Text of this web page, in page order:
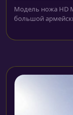
Модель ножа HD
большой